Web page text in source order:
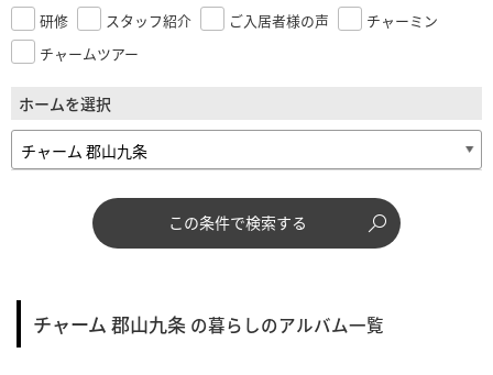
研修
スタッフ紹介 ご入居者様の声
チャーミン
チャームツアー
ホームを選択
この条件で検索する
チャーム 郡山九条 の暮らしのアルバム一覧